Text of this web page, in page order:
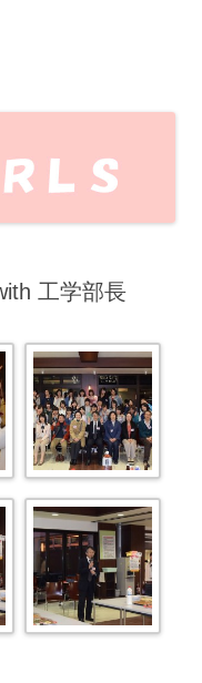
信します♪
ッ
工学部長